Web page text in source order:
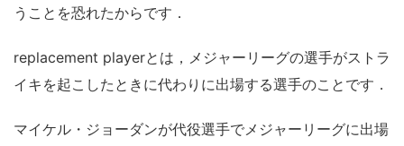
うことを恐れたからです．
replacement playerとは，メジャーリーグの選手がストラ
イキを起こしたときに代わりに出場する選手のことです．
マイケル・ジョーダンが代役選手でメジャーリーグに出場